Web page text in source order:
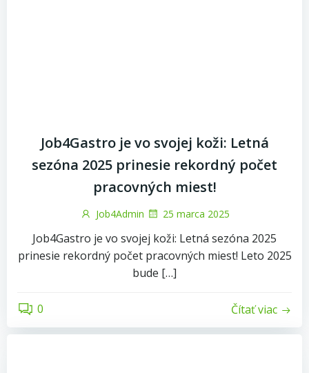
Job4Gastro je vo svojej koži: Letná
sezóna 2025 prinesie rekordný počet
pracovných miest!
Job4Admin 25 marca 2025
Job4Gastro je vo svojej koži: Letná sezóna 2025
prinesie rekordný počet pracovných miest! Leto 2025
bude […]
0 Čítať viac